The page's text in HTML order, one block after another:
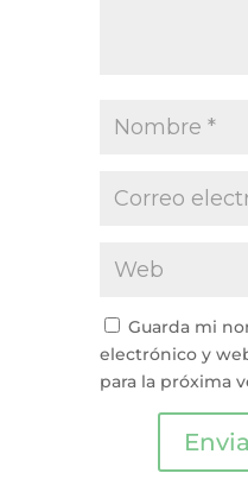
Guarda mi
electrónico y
para la próxima